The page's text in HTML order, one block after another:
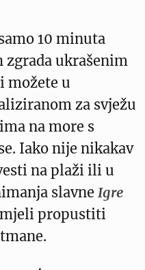
10 minuta
zgrada ukrašenim
možete u
za svježu
na more s
Iako nije nikakav
na plaži ili u
slavne Igre
propustiti